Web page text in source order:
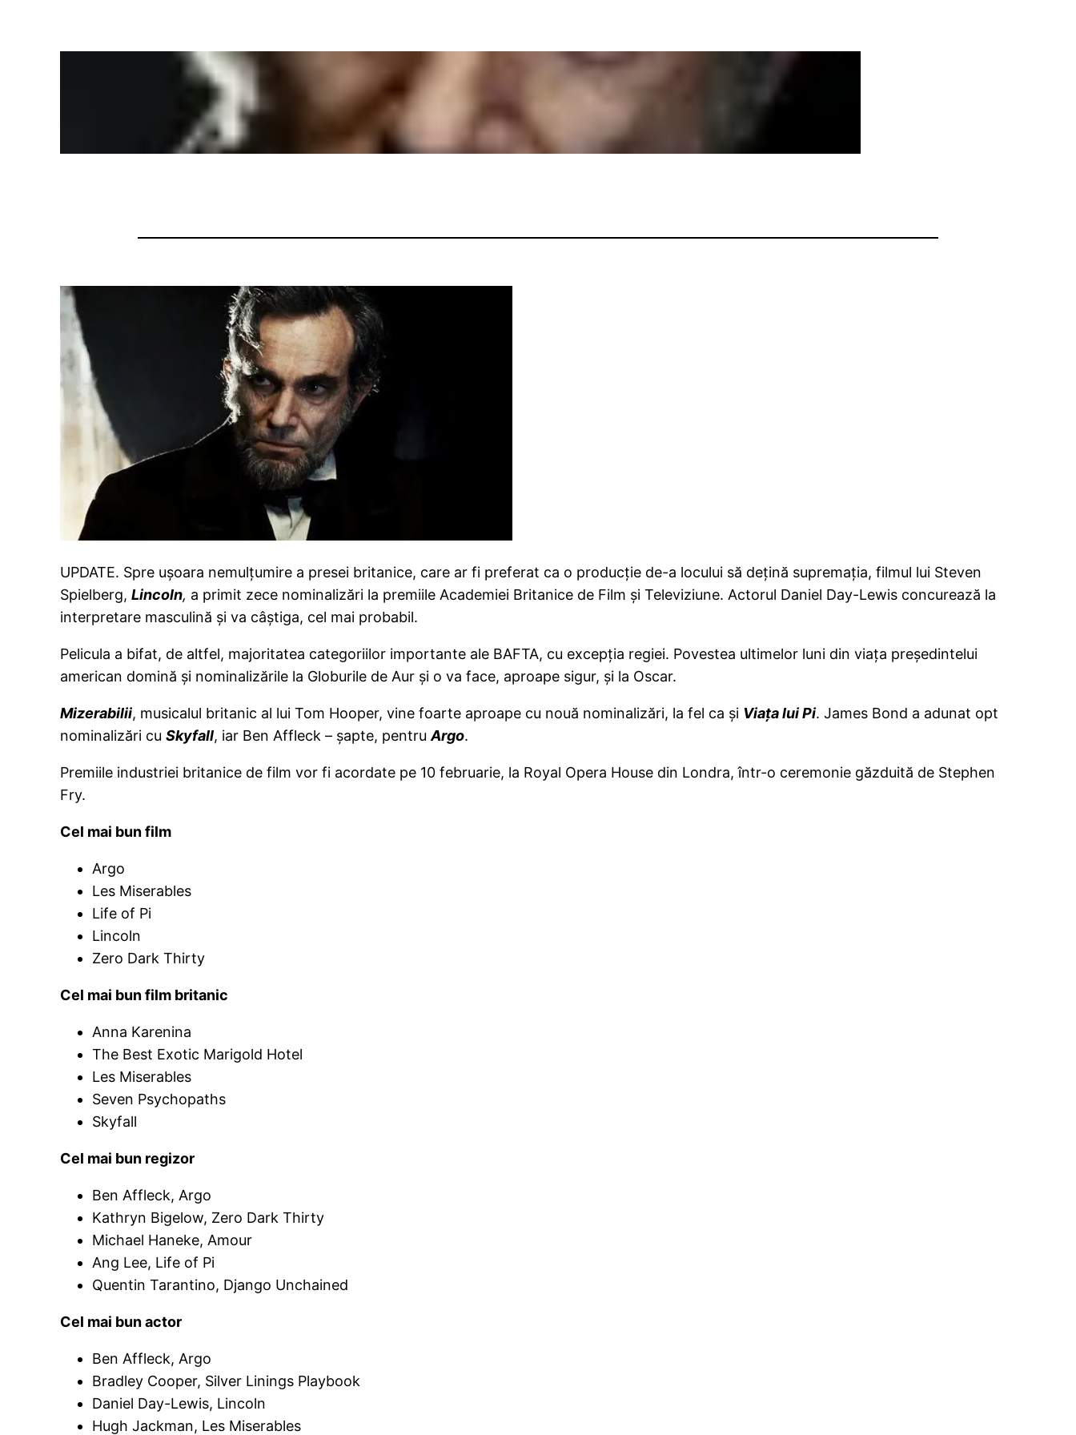
UPDATE. Spre uşoara nemulţumire a presei britanice, care ar fi preferat ca o producţie de-a locului să deţină supremaţia, filmul lui Steven
Spielberg,Lincoln, a primit zece nominalizări la premiile Academiei Britanice de Film şi Televiziune. Actorul Daniel Day-Lewis concurează la
interpretare masculină şi va câştiga, cel mai probabil.
Pelicula a bifat, de altfel, majoritatea categoriilor importante ale BAFTA, cu excepţia regiei. Povestea ultimelor luni din viaţa preşedintelui
american domină şi nominalizările la Globurile de Aur şi o va face, aproape sigur, şi la Oscar.
Mizerabilii, musicalul britanic al lui Tom Hooper, vine foarte aproape cu nouă nominalizări, la fel ca şi Viaţa lui Pi. James Bond a adunat opt
nominalizări cuSkyfall, iar Ben Affleck – şapte, pentruArgo.
Premiile industriei britanice de film vor fi acordate pe 10 februarie, la Royal Opera House din Londra, într-o ceremonie găzduită de Stephen
Fry.
Cel mai bun film
Argo
Les Miserables
Life of Pi
Lincoln
Zero Dark Thirty
Cel mai bun film britanic
Anna Karenina
The Best Exotic Marigold Hotel
Les Miserables
Seven Psychopaths
Skyfall
Cel mai bun regizor
Ben Affleck, Argo
Kathryn Bigelow, Zero Dark Thirty
Michael Haneke, Amour
Ang Lee, Life of Pi
Quentin Tarantino, Django Unchained
Cel mai bun actor
Ben Affleck, Argo
Bradley Cooper, Silver Linings Playbook
Daniel Day-Lewis, Lincoln
Hugh Jackman, Les Miserables